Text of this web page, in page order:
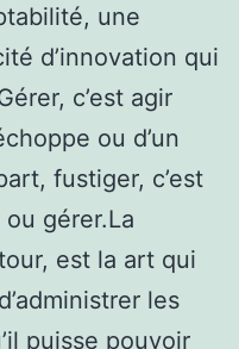
une
d’innovation qui
c’est agir
ou d’un
fustiger, c’est
gérer.La
est la art qui
les
puisse pouvoir